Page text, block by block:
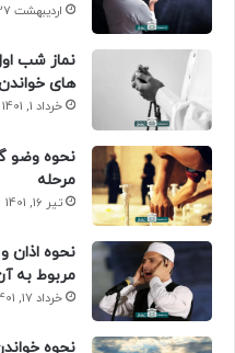
اردیبهشت 27, 1401
نماز شب
های
خرداد 1, 1401
نحوه وضو
مرحله
تیر 16, 1401
نحوه اذان
مربوط به
خرداد 17, 1401
نحوه